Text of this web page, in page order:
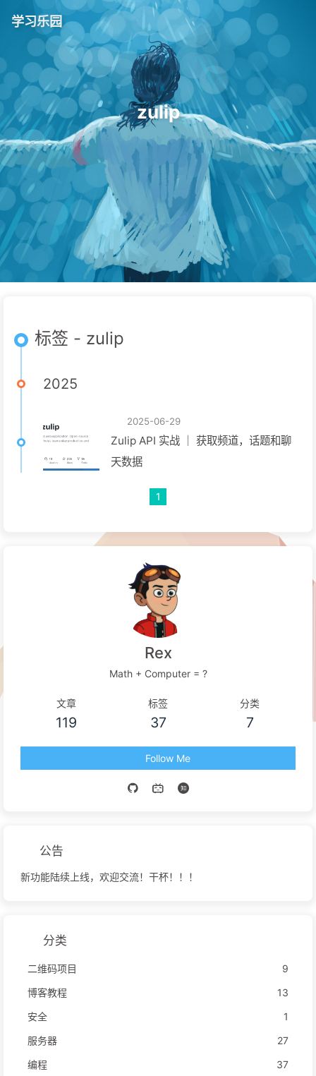
学习乐园
zulip
标签 - zulip
2025
2025-06-29
Zulip API 实战 ｜ 获取频道，话题和聊
天数据
1
Rex
Math + Computer = ?
文章
119
标签
37
分类
7
Follow Me
公告
新功能陆续上线，欢迎交流！干杯！！！
分类
二维码项目
9
博客教程
13
安全
1
服务器
27
编程
37